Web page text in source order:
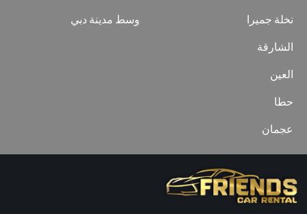
نخلة جميرا
وسط مدينة دبي
الشارقة
العين
حطا
عجمان